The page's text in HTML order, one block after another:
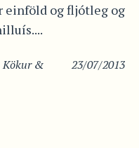
einföld og fljótleg og
23/07/2013
Kökur &